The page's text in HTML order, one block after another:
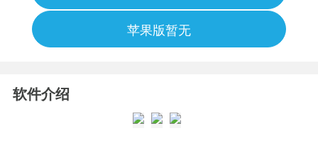
苹果版暂无
软件介绍